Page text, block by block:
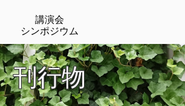
講演会
シンポジウム
刊行物